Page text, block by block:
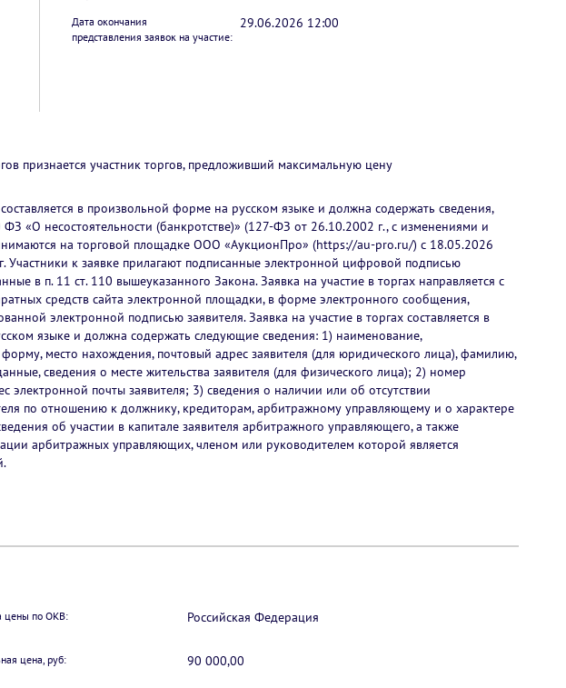
Дата окончания
представления заявок на участие:
29.06.2026 12:00
признается участник торгов, предложивший максимальную цену
в произвольной форме на русском языке и должна содержать сведения,
ФЗ «О несостоятельности (банкротстве)» (127-ФЗ от 26.10.2002 г., с изменениями и
на торговой площадке ООО «АукционПро» (https://au-pro.ru/) c 18.05.2026
Участники к заявке прилагают подписанные электронной цифровой подписью
в п. 11 ст. 110 вышеуказанного Закона. Заявка на участие в торгах направляется с
средств сайта электронной площадки, в форме электронного сообщения,
электронной подписью заявителя. Заявка на участие в торгах составляется в
языке и должна содержать следующие сведения: 1) наименование,
место нахождения, почтовый адрес заявителя (для юридического лица), фамилию,
сведения о месте жительства заявителя (для физического лица); 2) номер
электронной почты заявителя; 3) сведения о наличии или об отсутствии
по отношению к должнику, кредиторам, арбитражному управляющему и о характере
об участии в капитале заявителя арбитражного управляющего, а также
арбитражных управляющих, членом или руководителем которой является
цены по ОКВ: Российская Федерация
цена, руб: 90 000,00